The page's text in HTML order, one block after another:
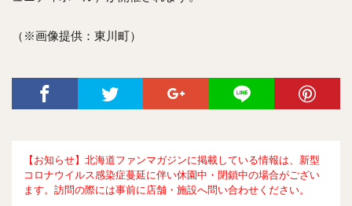
（※画像提供：東川町）
【お知らせ】北海道ファンマガジンに掲載している情報は、新型
コロナウイルス感染症蔓延に伴い休園中・閉鎖中の場合がござい
ます。訪問の際には事前に店舗・施設へ問い合わせください。